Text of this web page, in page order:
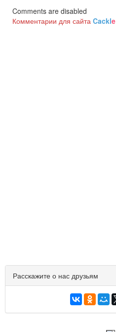
Comments are disabled
Комментарии для сайта Cackle
Расскажите о нас друзьям